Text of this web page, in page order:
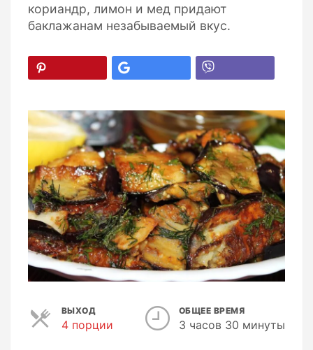
кориандр, лимон и мед придают
баклажанам незабываемый вкус.
ВЫХОД
4 порции
ОБЩЕЕ ВРЕМЯ
3 часов 30 минуты